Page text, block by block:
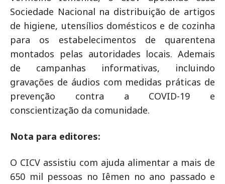
Sociedade Nacional na distribuição de artigos
de higiene, utensílios domésticos e de cozinha
para os estabelecimentos de quarentena
montados pelas autoridades locais. Ademais
de campanhas informativas, incluindo
gravações de áudios com medidas práticas de
prevenção contra a COVID-19 e
conscientização da comunidade.
Nota para editores:
O CICV assistiu com ajuda alimentar a mais de
650 mil pessoas no Iêmen no ano passado e